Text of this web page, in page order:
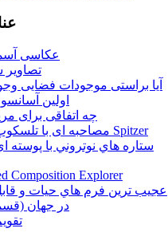
عکاسی
آیا براستی موجودات فضایی
اولین
چه اتفاقی برای
مصاحبه ای با تلسکوپ فضایی Spitzer
ستاره هاي نوتروني با پوسته
Composition Explorer
عجیب ترین فرم هاي حيات و
در جهان